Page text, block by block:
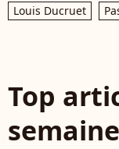
Louis Ducruet
Top
semaine